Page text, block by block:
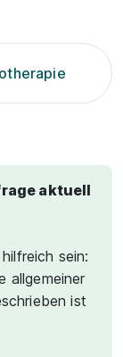
aktuell
sein:
allgemeiner
ist